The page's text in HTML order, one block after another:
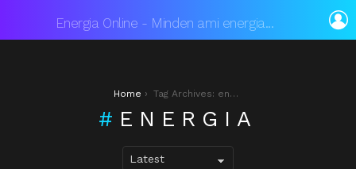
Energia Online - Minden ami energia...
Home Tag Archives: energia
ENERGIA